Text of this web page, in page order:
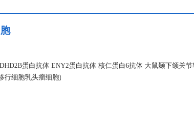
蛋白抗体 ENY2蛋白抗体 核仁蛋白6抗体 大鼠颞下颌关
行细胞乳头瘤细胞)